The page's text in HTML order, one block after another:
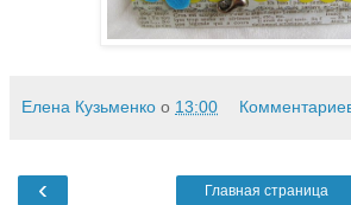
Елена Кузьменко о 13:00
‹ Главная страница